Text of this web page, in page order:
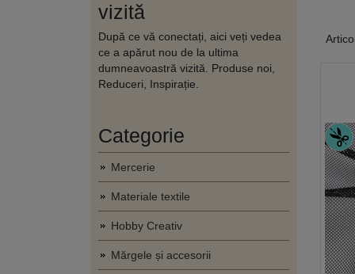
vizită
După ce vă conectați, aici veți vedea
ce a apărut nou de la ultima
dumneavoastră vizită. Produse noi,
Reduceri, Inspirație.
Categorie
Mercerie
Materiale textile
Hobby Creativ
Mărgele și accesorii